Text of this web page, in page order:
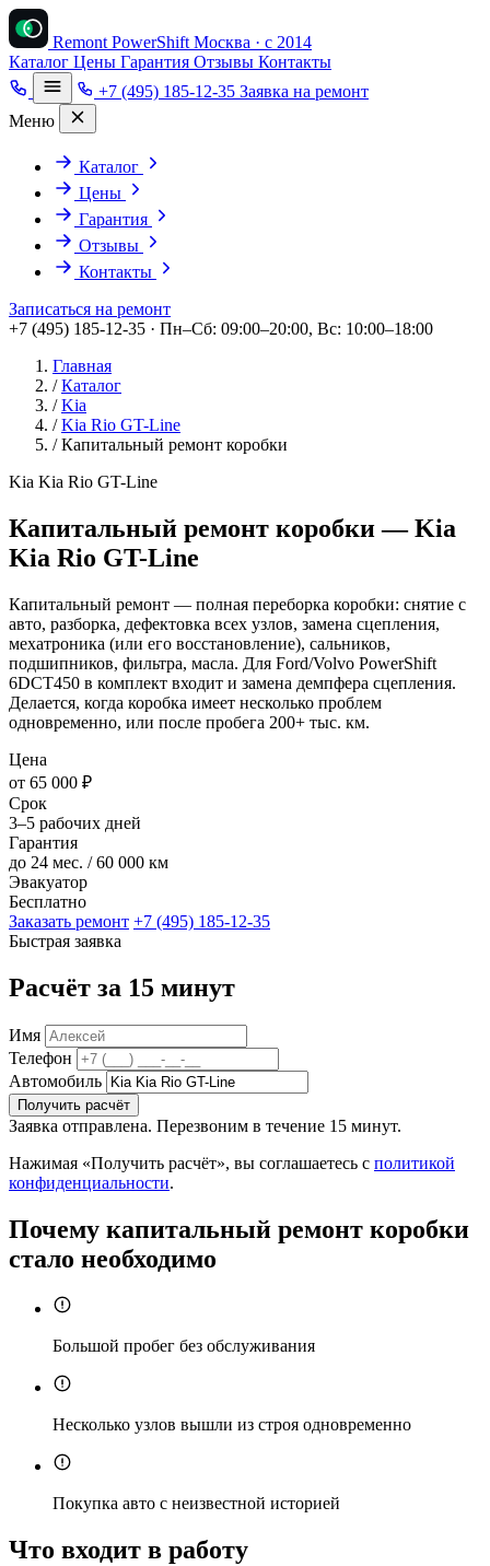
Remont PowerShift Москва · с 2014
Каталог Цены Гарантия Отзывы Контакты
+7 (495) 185-12-35 Заявка на ремонт
Меню
Каталог
Цены
Гарантия
Отзывы
Контакты
Записаться на ремонт
+7 (495) 185-12-35 · Пн–Сб: 09:00–20:00, Вс: 10:00–18:00
Главная
/ Каталог
/ Kia
/ Kia Rio GT-Line
/ Капитальный ремонт коробки
Kia Kia Rio GT-Line
Капитальный ремонт коробки — Kia
Kia Rio GT-Line
Капитальный ремонт — полная переборка коробки: снятие с
авто, разборка, дефектовка всех узлов, замена сцепления,
мехатроника (или его восстановление), сальников,
подшипников, фильтра, масла. Для Ford/Volvo PowerShift
6DCT450 в комплект входит и замена демпфера сцепления.
Делается, когда коробка имеет несколько проблем
одновременно, или после пробега 200+ тыс. км.
Цена
от 65 000 ₽
Срок
3–5 рабочих дней
Гарантия
до 24 мес. / 60 000 км
Эвакуатор
Бесплатно
Заказать ремонт +7 (495) 185-12-35
Быстрая заявка
Расчёт за 15 минут
Имя
Телефон
Автомобиль
Получить расчёт
Заявка отправлена. Перезвоним в течение 15 минут.
Нажимая «Получить расчёт», вы соглашаетесь с политикой
конфиденциальности.
Почему капитальный ремонт коробки
стало необходимо
Большой пробег без обслуживания
Несколько узлов вышли из строя одновременно
Покупка авто с неизвестной историей
Что входит в работу